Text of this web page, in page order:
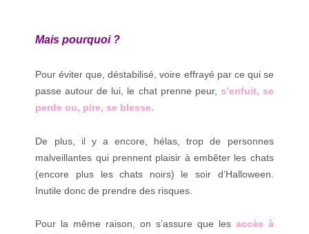
Mais pourquoi ?
Pour éviter que, déstabilisé, voire effrayé par ce qui se
passe autour de lui, le chat prenne peur, s’enfuit, se
perde ou, pire, se blesse.
De plus, il y a encore, hélas, trop de personnes
malveillantes qui prennent plaisir à embêter les chats
(encore plus les chats noirs) le soir d’Halloween.
Inutile donc de prendre des risques.
Pour la même raison, on s’assure que les accès à